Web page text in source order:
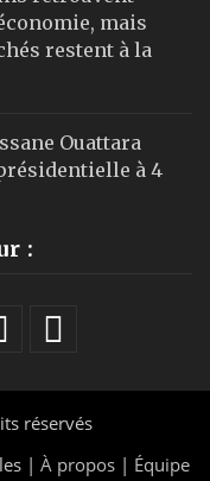
mais
restent à la
Ouattara
à 4
:
réservés
| À propos | Équipe